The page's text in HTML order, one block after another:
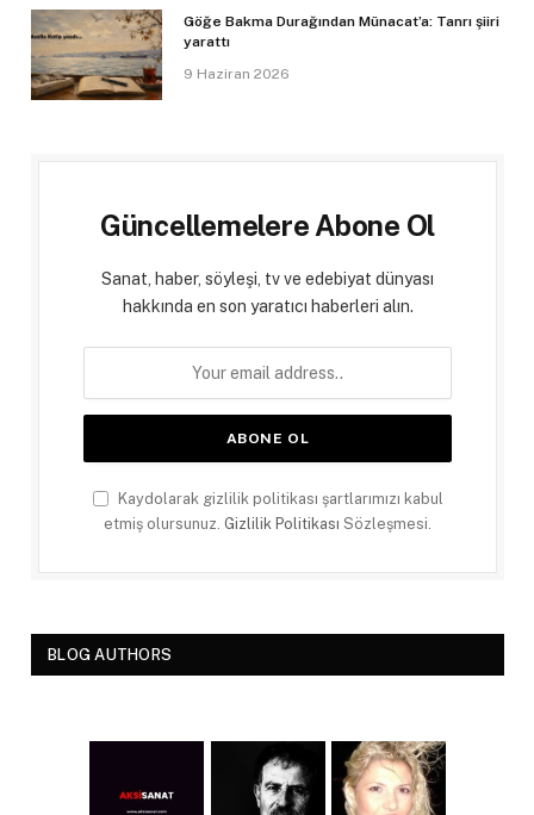
Göğe Bakma Durağından Münacat’a: Tanrı şiiri
yarattı
9 Haziran 2026
Güncellemelere Abone Ol
Sanat, haber, söyleşi, tv ve edebiyat dünyası
hakkında en son yaratıcı haberleri alın.
Kaydolarak gizlilik politikası şartlarımızı kabul
etmiş olursunuz. Gizlilik Politikası Sözleşmesi.
BLOG AUTHORS